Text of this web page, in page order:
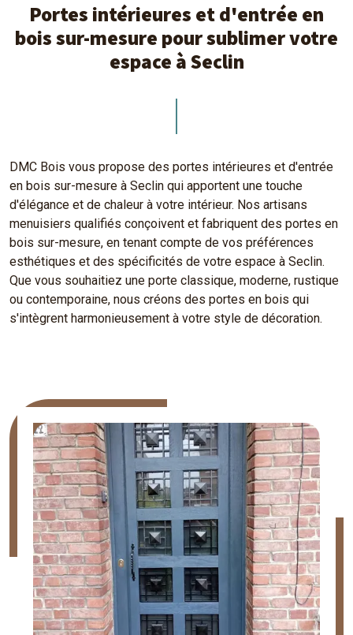
Portes intérieures et d'entrée en
bois sur-mesure pour sublimer votre
espace à Seclin
DMC Bois vous propose des portes intérieures et d'entrée
en bois sur-mesure à Seclin qui apportent une touche
d'élégance et de chaleur à votre intérieur. Nos artisans
menuisiers qualifiés conçoivent et fabriquent des portes en
bois sur-mesure, en tenant compte de vos préférences
esthétiques et des spécificités de votre espace à Seclin.
Que vous souhaitiez une porte classique, moderne, rustique
ou contemporaine, nous créons des portes en bois qui
s'intègrent harmonieusement à votre style de décoration.